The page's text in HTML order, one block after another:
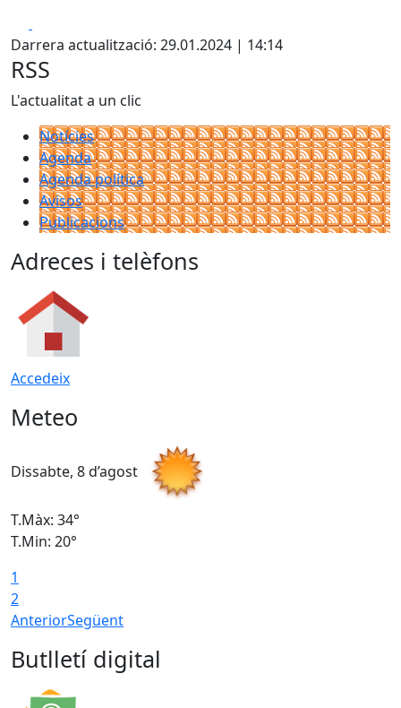
Darrera actualització: 29.01.2024 | 14:14
RSS
L'actualitat a un clic
Notícies
Agenda
Agenda política
Avisos
Publicacions
Adreces i telèfons
Accedeix
Meteo
Dissabte, 8 d’agost
T.Màx: 34°
T.Min: 20°
1
2
AnteriorSegüent
Butlletí digital